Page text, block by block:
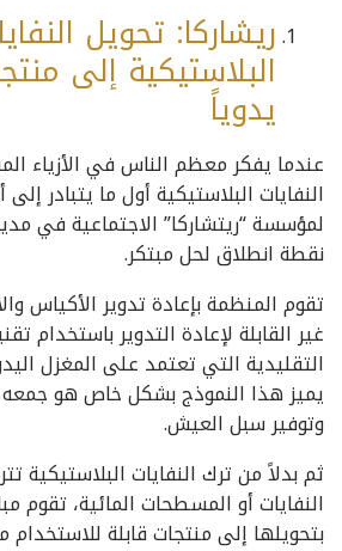
ريشاركا: تحويل
البلاستيكية إلى
يدوياً
عندما يفكر معظم الناس في الأزياء
النفايات البلاستيكية أول ما يتبادر
لمؤسسة “ريتشاركا” الاجتماعية في
نقطة انطلاق لحل مبتكر.
تقوم المنظمة بإعادة تدوير الأكياس
غير القابلة لإعادة التدوير باستخدام
التقليدية التي تعتمد على المغزل
يميز هذا النموذج بشكل خاص هو جمعه
وتوفير سبل العيش.
ثم بدلاً من ترك النفايات البلاستيكية
النفايات أو المسطحات المائية، تقوم
بتحويلها إلى منتجات قابلة